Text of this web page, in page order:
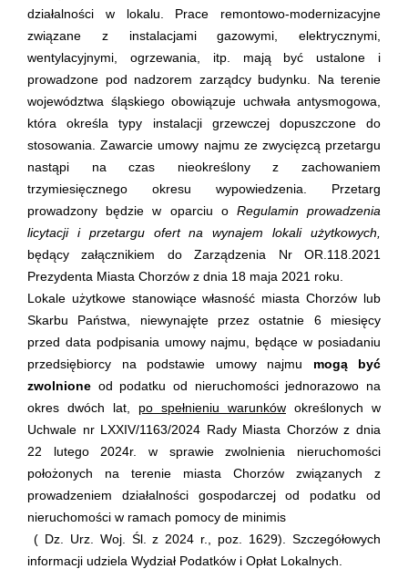
działalności w lokalu. Prace remontowo-modernizacyjne
związane z instalacjami gazowymi, elektrycznymi,
wentylacyjnymi, ogrzewania, itp. mają być ustalone i
prowadzone pod nadzorem zarządcy budynku. Na terenie
województwa śląskiego obowiązuje uchwała antysmogowa,
która określa typy instalacji grzewczej dopuszczone do
stosowania. Zawarcie umowy najmu ze zwycięzcą przetargu
nastąpi na czas nieokreślony z zachowaniem
trzymiesięcznego okresu wypowiedzenia. Przetarg
prowadzony będzie w oparciu o Regulamin prowadzenia
licytacji i przetargu ofert na wynajem lokali użytkowych,
będący załącznikiem do Zarządzenia Nr OR.118.2021
Prezydenta Miasta Chorzów z dnia 18 maja 2021 roku.
Lokale użytkowe stanowiące własność miasta Chorzów lub
Skarbu Państwa, niewynajęte przez ostatnie 6 miesięcy
przed data podpisania umowy najmu, będące w posiadaniu
przedsiębiorcy na podstawie umowy najmu mogą być
zwolnione od podatku od nieruchomości jednorazowo na
okres dwóch lat, po spełnieniu warunków określonych w
Uchwale nr LXXIV/1163/2024 Rady Miasta Chorzów z dnia
22 lutego 2024r. w sprawie zwolnienia nieruchomości
położonych na terenie miasta Chorzów związanych z
prowadzeniem działalności gospodarczej od podatku od
nieruchomości w ramach pomocy de minimis
( Dz. Urz. Woj. Śl. z 2024 r., poz. 1629). Szczegółowych
informacji udziela Wydział Podatków i Opłat Lokalnych.